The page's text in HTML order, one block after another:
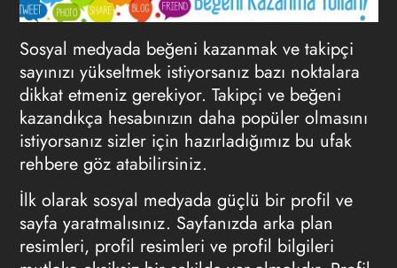
Sosyal medyada beğeni kazanmak ve takipçi
sayınızı yükseltmek istiyorsanız bazı noktalara
dikkat etmeniz gerekiyor. Takipçi ve beğeni
kazandıkça hesabınızın daha popüler olmasını
istiyorsanız sizler için hazırladığımız bu ufak
rehbere göz atabilirsiniz.
İlk olarak sosyal medyada güçlü bir profil ve
sayfa yaratmalısınız. Sayfanızda arka plan
resimleri, profil resimleri ve profil bilgileri